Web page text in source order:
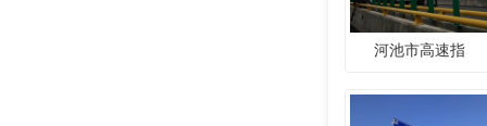
河池市高速指